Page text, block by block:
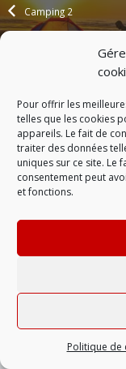
Pour offrir les
telles que les cookies
appareils. Le fait de
traiter des données
uniques sur ce site. Le
consentement peut
et fonctions.
Politique de
Camping 2
Mentions